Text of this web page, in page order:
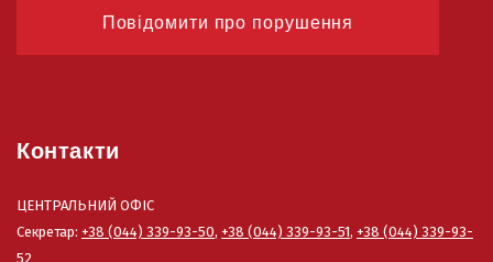
Повідомити про порушення
Контакти
ЦЕНТРАЛЬНИЙ ОФІС
Секретар: +38 (044) 339-93-50, +38 (044) 339-93-51, +38 (044) 339-93-
52